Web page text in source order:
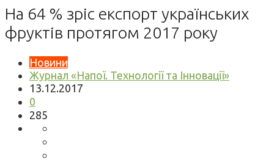
На 64 % зріс експорт українських
фруктів протягом 2017 року
Новини
Журнал «Напої. Технології та Інновації»
13.12.2017
0
285